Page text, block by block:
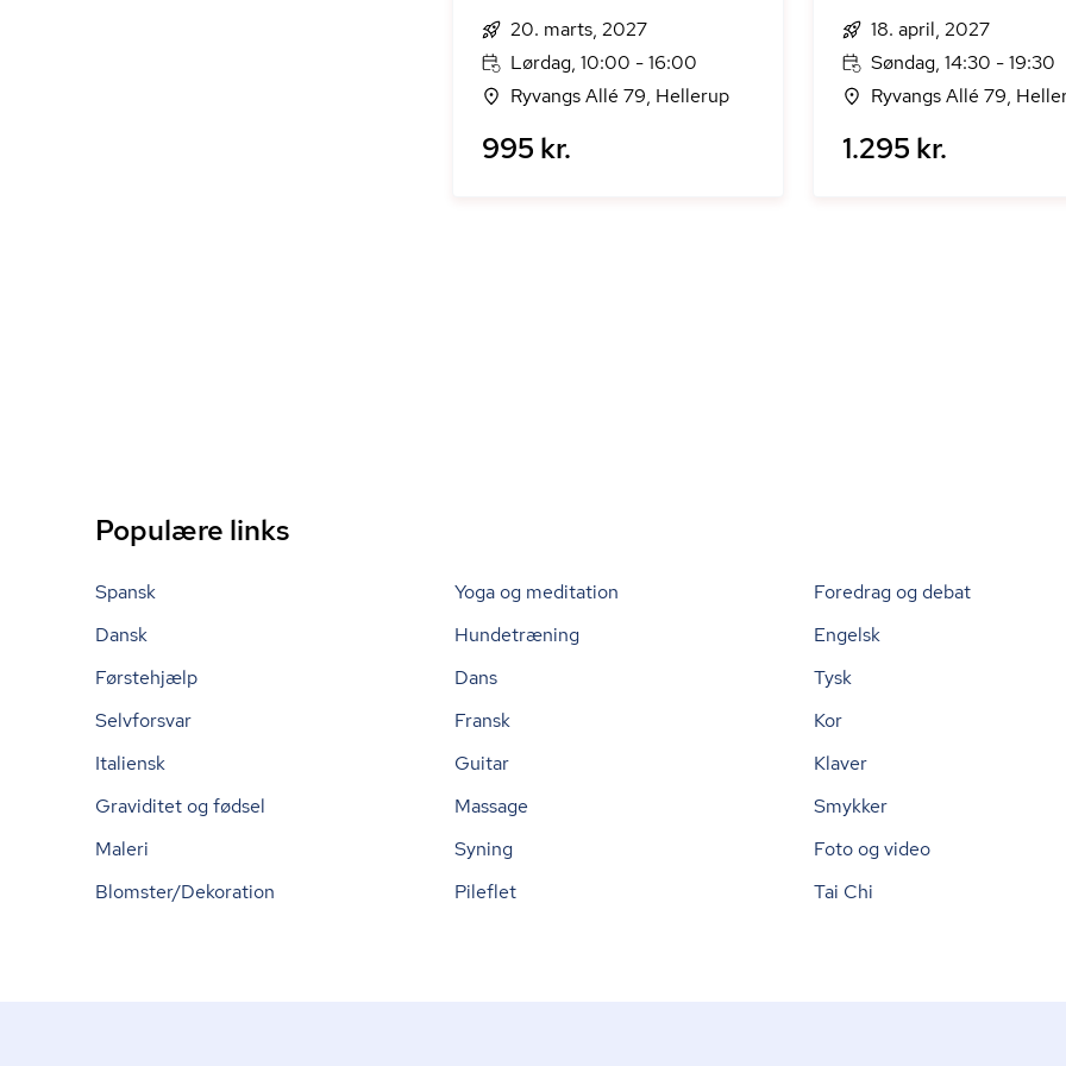
20. marts, 2027
Lørdag, 10:00 - 16:00
Ryvangs Allé 79, Hellerup
995 kr.
18. april, 2027
Søndag, 14:30 - 19:30
Ryvangs Allé 79,
1.295 kr.
Populære links
Spansk Yoga og meditation
Foredrag og debat
Dansk
Hundetræning
Engelsk
Førstehjælp
Dans
Tysk
Selvforsvar
Fransk
Kor
Italiensk
Guitar
Klaver
Graviditet og fødsel
Massage
Smykker
Maleri
Syning
Foto og video
Blomster/Dekoration
Pileflet Tai Chi